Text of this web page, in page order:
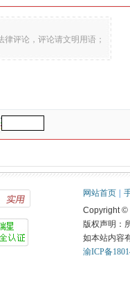
律评论，评论请文明用语；
网站首页
Copyright ©
版权声明：
如本站内容
渝ICP备